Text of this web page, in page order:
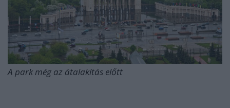
A park még az átalakítás előtt